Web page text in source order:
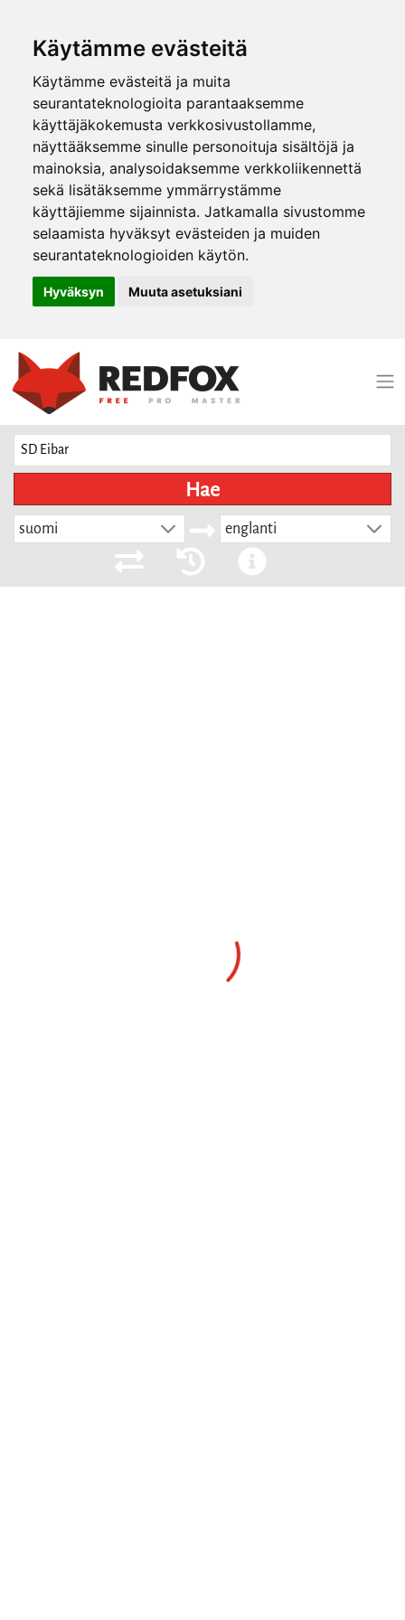
Käytämme evästeitä
Käytämme evästeitä ja muita
seurantateknologioita parantaaksemme
käyttäjäkokemusta verkkosivustollamme,
näyttääksemme sinulle personoituja sisältöjä ja
mainoksia, analysoidaksemme verkkoliikennettä
sekä lisätäksemme ymmärrystämme
käyttäjiemme sijainnista. Jatkamalla sivustomme
selaamista hyväksyt evästeiden ja muiden
seurantateknologioiden käytön.
Hyväksyn Muuta asetuksiani
Hae
suomi englanti